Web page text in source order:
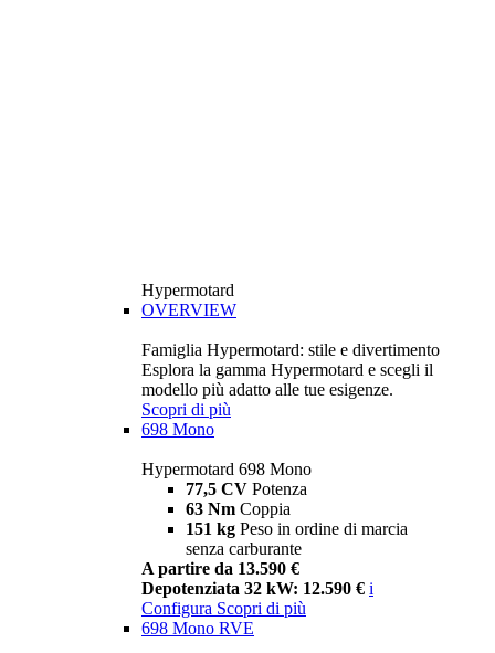
Hypermotard
OVERVIEW
Famiglia Hypermotard: stile e divertimento
Esplora la gamma Hypermotard e scegli il
modello più adatto alle tue esigenze.
Scopri di più
698 Mono
Hypermotard 698 Mono
77,5 CV Potenza
63 Nm Coppia
151 kg Peso in ordine di marcia
senza carburante
A partire da 13.590 €
Depotenziata 32 kW: 12.590 € i
Configura Scopri di più
698 Mono RVE